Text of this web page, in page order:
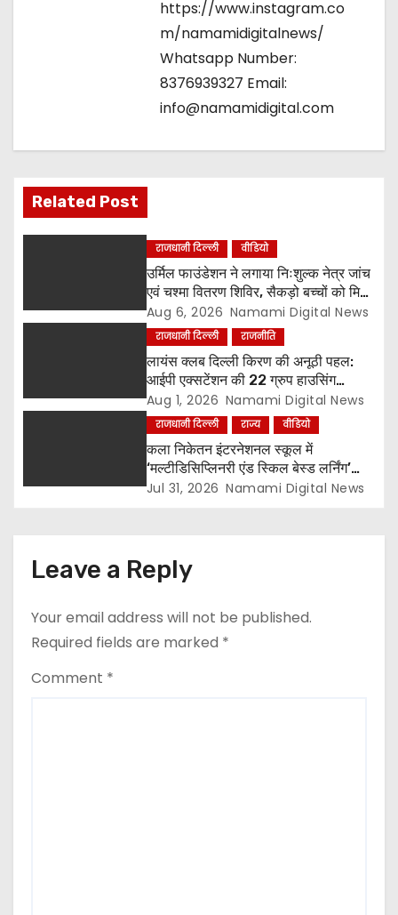
https://www.instagram.co
m/namamidigitalnews/
Whatsapp Number:
8376939327 Email:
info@namamidigital.com
Related Post
राजधानी दिल्ली वीडियो
उर्मिल फाउंडेशन ने लगाया निःशुल्क नेत्र जांच
एवं चश्मा वितरण शिविर, सैकड़ो बच्चों को मिला
लाभ
Aug 6, 2026 Namami Digital News
राजधानी दिल्ली राजनीति
लायंस क्लब दिल्ली किरण की अनूठी पहल:
आईपी एक्सटेंशन की 22 ग्रुप हाउसिंग
सोसायटियों के बीच पर्यावरण संरक्षण एवं
पौधारोपण प्रतियोगिता, संयोजक लायन सुरेश
बिंदल की अहम भूमिका
Aug 1, 2026 Namami Digital News
राजधानी दिल्ली राज्य वीडियो
कला निकेतन इंटरनेशनल स्कूल में
‘मल्टीडिसिप्लिनरी एंड स्किल बेस्ड लर्निंग’
विषय पर शिक्षक सेमिनार आयोजित, टॉप-5
Jul 31, 2026 Namami Digital News
Leave a Reply
Your email address will not be published.
Required fields are marked *
Comment *